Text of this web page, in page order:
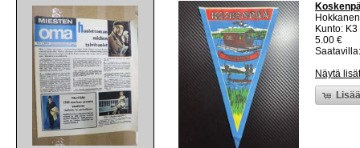
Kunto:
5.00 €
Näytä